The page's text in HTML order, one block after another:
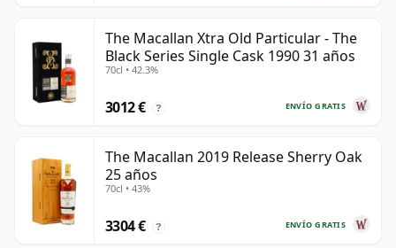
The Macallan Xtra Old Particular - The
Black Series Single Cask 1990 31 años
70cl • 42.3%
ENVÍO GRATIS
3012 € ?
The Macallan 2019 Release Sherry Oak
25 años
70cl • 43%
ENVÍO GRATIS
3304 € ?